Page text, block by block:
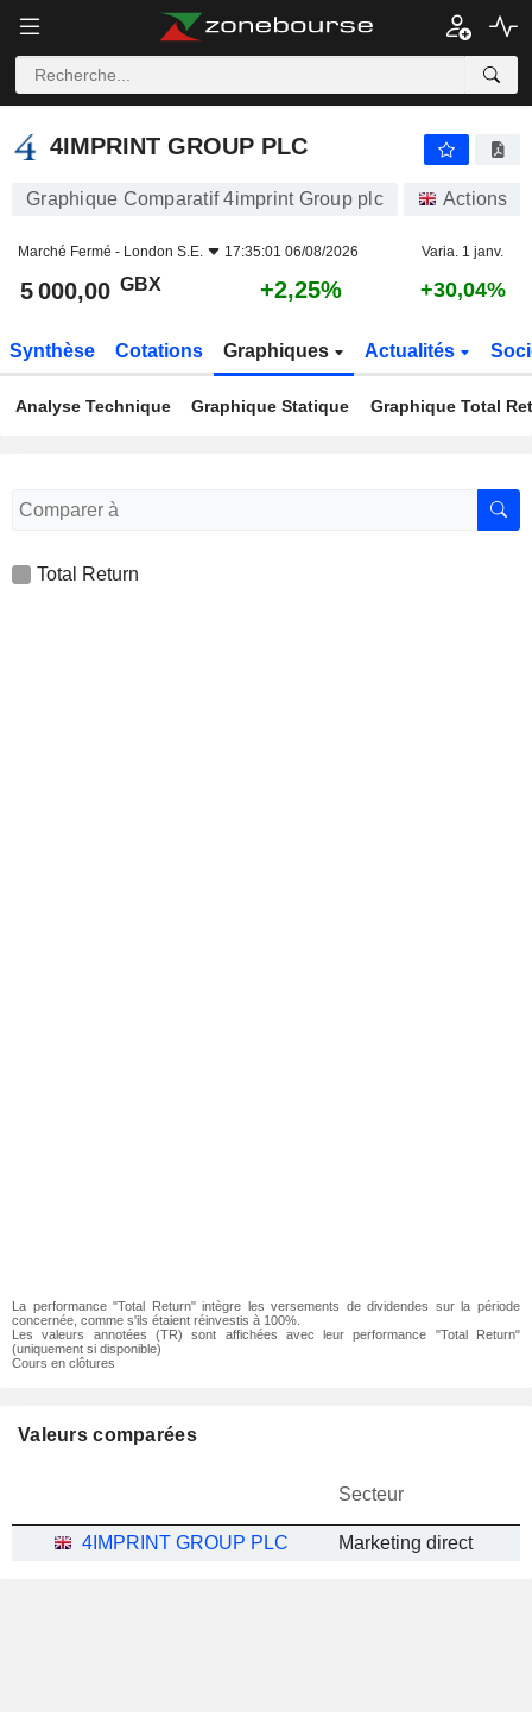
4IMPRINT GROUP PLC
4IMPRINT GROUP PLC
Graphique Comparatif 4imprint Group plc Actions
Marché Fermé - London S.E. 17:35:01 06/08/2026 Varia. 1 janv.
5 000,00 GBX +2,25% +30,04%
Synthèse Cotations Graphiques Actualités
Analyse Technique Graphique Statique Graphique Total
Total Return
La performance "Total Return" intègre les versements de dividendes sur la période
concernée, comme s'ils étaient réinvestis à 100%.
Les valeurs annotées (TR) sont affichées avec leur performance "Total Return"
(uniquement si disponible)
Cours en clôtures
Valeurs comparées
Secteur
4IMPRINT GROUP PLC Marketing direct